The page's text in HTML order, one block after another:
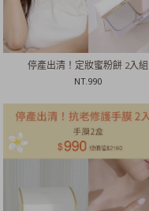
停產出清！定妝蜜粉餅 2入組
NT.990